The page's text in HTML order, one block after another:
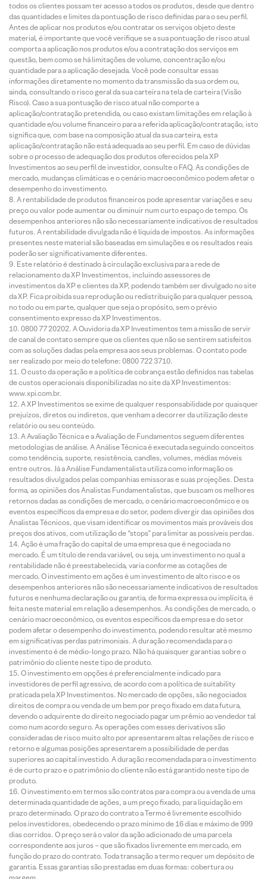
todos os clientes possam ter acesso a todos os produtos, desde que dentro
das quantidades e limites da pontuação de risco definidas para o seu perfil.
Antes de aplicar nos produtos e/ou contratar os serviços objeto deste
material, é importante que você verifique se a sua pontuação de risco atual
comporta a aplicação nos produtos e/ou a contratação dos serviços em
questão, bem como se há limitações de volume, concentração e/ou
quantidade para a aplicação desejada. Você pode consultar essas
informações diretamente no momento da transmissão da sua ordem ou,
ainda, consultando o risco geral da sua carteira na tela de carteira (Visão
Risco). Caso a sua pontuação de risco atual não comporte a
aplicação/contratação pretendida, ou caso existam limitações em relação à
quantidade e/ou volume financeiro para a referida aplicação/contratação, isto
significa que, com base na composição atual da sua carteira, esta
aplicação/contratação não está adequada ao seu perfil. Em caso de dúvidas
sobre o processo de adequação dos produtos oferecidos pela XP
Investimentos ao seu perfil de investidor, consulte o FAQ. As condições de
mercado, mudanças climáticas e o cenário macroeconômico podem afetar o
desempenho do investimento.
A rentabilidade de produtos financeiros pode apresentar variações e seu
preço ou valor pode aumentar ou diminuir num curto espaço de tempo. Os
desempenhos anteriores não são necessariamente indicativos de resultados
futuros. A rentabilidade divulgada não é líquida de impostos. As informações
presentes neste material são baseadas em simulações e os resultados reais
poderão ser significativamente diferentes.
Este relatório é destinado à circulação exclusiva para a rede de
relacionamento da XP Investimentos, incluindo assessores de
investimentos da XP e clientes da XP, podendo também ser divulgado no site
da XP. Fica proibida sua reprodução ou redistribuição para qualquer pessoa,
no todo ou em parte, qualquer que seja o propósito, sem o prévio
consentimento expresso da XP Investimentos.
0800 77 20202. A Ouvidoria da XP Investimentos tem a missão de servir
de canal de contato sempre que os clientes que não se sentirem satisfeitos
com as soluções dadas pela empresa aos seus problemas. O contato pode
ser realizado por meio do telefone: 0800 722 3710.
O custo da operação e a política de cobrança estão definidos nas tabelas
de custos operacionais disponibilizadas no site da XP Investimentos:
www.xpi.com.br.
A XP Investimentos se exime de qualquer responsabilidade por quaisquer
prejuízos, diretos ou indiretos, que venham a decorrer da utilização deste
relatório ou seu conteúdo.
A Avaliação Técnica e a Avaliação de Fundamentos seguem diferentes
metodologias de análise. A Análise Técnica é executada seguindo conceitos
como tendência, suporte, resistência, candles, volumes, médias móveis
entre outros. Já a Análise Fundamentalista utiliza como informação os
resultados divulgados pelas companhias emissoras e suas projeções. Desta
forma, as opiniões dos Analistas Fundamentalistas, que buscam os melhores
retornos dadas as condições de mercado, o cenário macroeconômico e os
eventos específicos da empresa e do setor, podem divergir das opiniões dos
Analistas Técnicos, que visam identificar os movimentos mais prováveis dos
preços dos ativos, com utilização de “stops” para limitar as possíveis perdas.
Ação é uma fração do capital de uma empresa que é negociada no
mercado. É um título de renda variável, ou seja, um investimento no qual a
rentabilidade não é preestabelecida, varia conforme as cotações de
mercado. O investimento em ações é um investimento de alto risco e os
desempenhos anteriores não são necessariamente indicativos de resultados
futuros e nenhuma declaração ou garantia, de forma expressa ou implícita, é
feita neste material em relação a desempenhos. As condições de mercado, o
cenário macroeconômico, os eventos específicos da empresa e do setor
podem afetar o desempenho do investimento, podendo resultar até mesmo
em significativas perdas patrimoniais. A duração recomendada para o
investimento é de médio-longo prazo. Não há quaisquer garantias sobre o
patrimônio do cliente neste tipo de produto.
O investimento em opções é preferencialmente indicado para
investidores de perfil agressivo, de acordo com a política de suitability
praticada pela XP Investimentos. No mercado de opções, são negociados
direitos de compra ou venda de um bem por preço fixado em data futura,
devendo o adquirente do direito negociado pagar um prêmio ao vendedor tal
como num acordo seguro. As operações com esses derivativos são
consideradas de risco muito alto por apresentarem altas relações de risco e
retorno e algumas posições apresentarem a possibilidade de perdas
superiores ao capital investido. A duração recomendada para o investimento
é de curto prazo e o patrimônio do cliente não está garantido neste tipo de
produto.
O investimento em termos são contratos para compra ou a venda de uma
determinada quantidade de ações, a um preço fixado, para liquidação em
prazo determinado. O prazo do contrato a Termo é livremente escolhido
pelos investidores, obedecendo o prazo mínimo de 16 dias e máximo de 999
dias corridos. O preço será o valor da ação adicionado de uma parcela
correspondente aos juros – que são fixados livremente em mercado, em
função do prazo do contrato. Toda transação a termo requer um depósito de
garantia. Essas garantias são prestadas em duas formas: cobertura ou